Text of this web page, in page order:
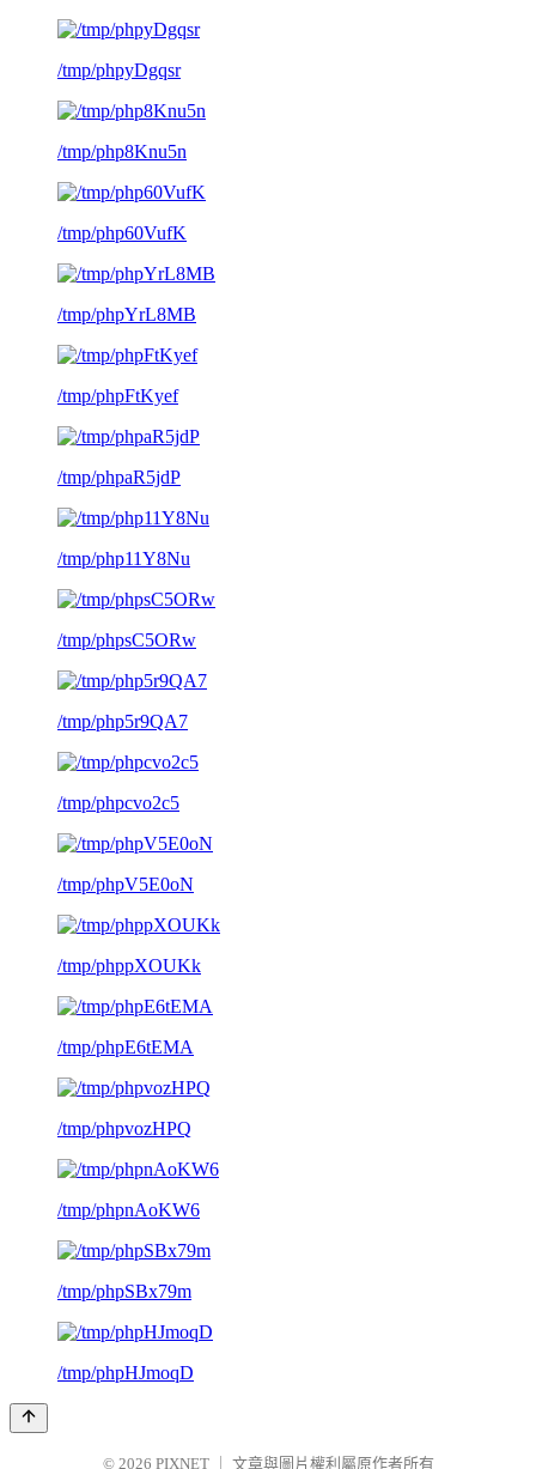
/tmp/phpyDgqsr
/tmp/php8Knu5n
/tmp/php60VufK
/tmp/phpYrL8MB
/tmp/phpFtKyef
/tmp/phpaR5jdP
/tmp/php11Y8Nu
/tmp/phpsC5ORw
/tmp/php5r9QA7
/tmp/phpcvo2c5
/tmp/phpV5E0oN
/tmp/phppXOUKk
/tmp/phpE6tEMA
/tmp/phpvozHPQ
/tmp/phpnAoKW6
/tmp/phpSBx79m
/tmp/phpHJmoqD
© 2026 PIXNET 文章與圖片權利屬原作者所有